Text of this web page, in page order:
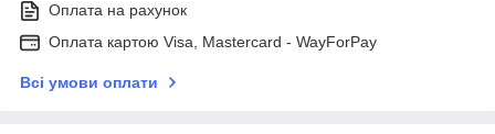
Оплата на рахунок
Оплата картою Visa, Mastercard - WayForPay
Всі умови оплати